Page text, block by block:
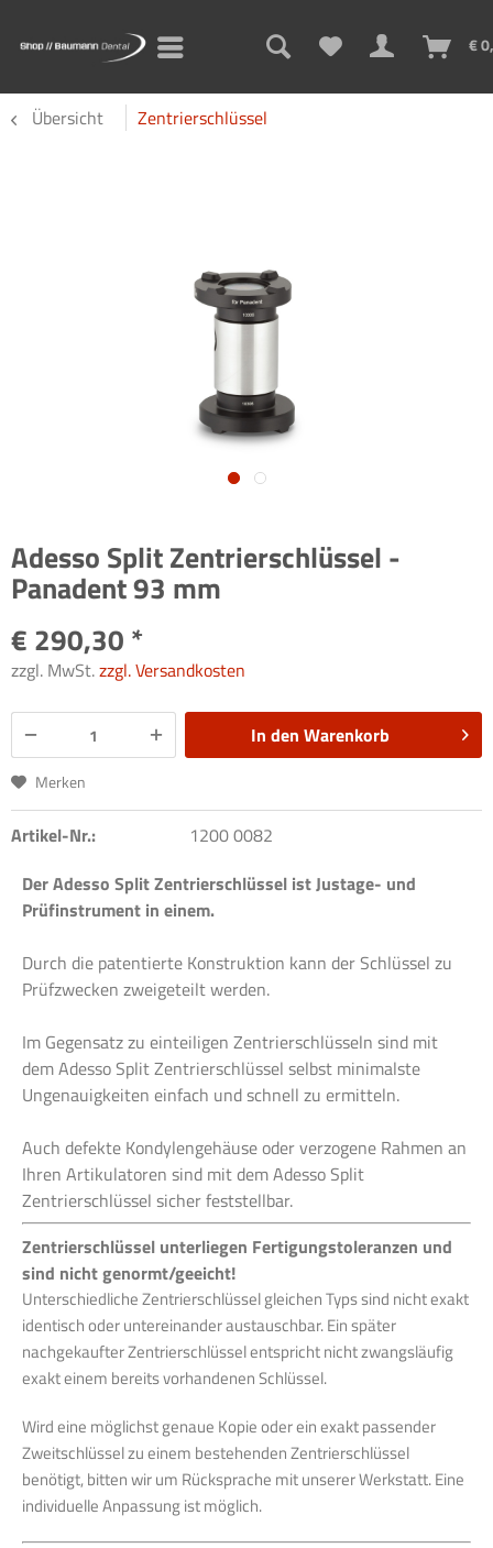
€
Übersicht Zentrierschlüssel
Adesso Split Zentrierschlüssel -
Panadent 93 mm
€ 290,30 *
zzgl. MwSt.zzgl. Versandkosten
In den Warenkorb
Merken
Artikel-Nr.:
1200 0082
Der Adesso Split Zentrierschlüssel ist Justage- und
Prüfinstrument in einem.
Durch die patentierte Konstruktion kann der Schlüssel zu
Prüfzwecken zweigeteilt werden.
Im Gegensatz zu einteiligen Zentrierschlüsseln sind mit
dem Adesso Split Zentrierschlüssel selbst minimalste
Ungenauigkeiten einfach und schnell zu ermitteln.
Auch defekte Kondylengehäuse oder verzogene Rahmen an
Ihren Artikulatoren sind mit dem Adesso Split
Zentrierschlüssel sicher feststellbar.
Zentrierschlüssel unterliegen Fertigungstoleranzen und
sind nicht genormt/geeicht!
Unterschiedliche Zentrierschlüssel gleichen Typs sind nicht exakt
identisch oder untereinander austauschbar. Ein später
nachgekaufter Zentrierschlüssel entspricht nicht zwangsläufig
exakt einem bereits vorhandenen Schlüssel.
Wird eine möglichst genaue Kopie oder ein exakt passender
Zweitschlüssel zu einem bestehenden Zentrierschlüssel
benötigt, bitten wir um Rücksprache mit unserer Werkstatt. Eine
individuelle Anpassung ist möglich.